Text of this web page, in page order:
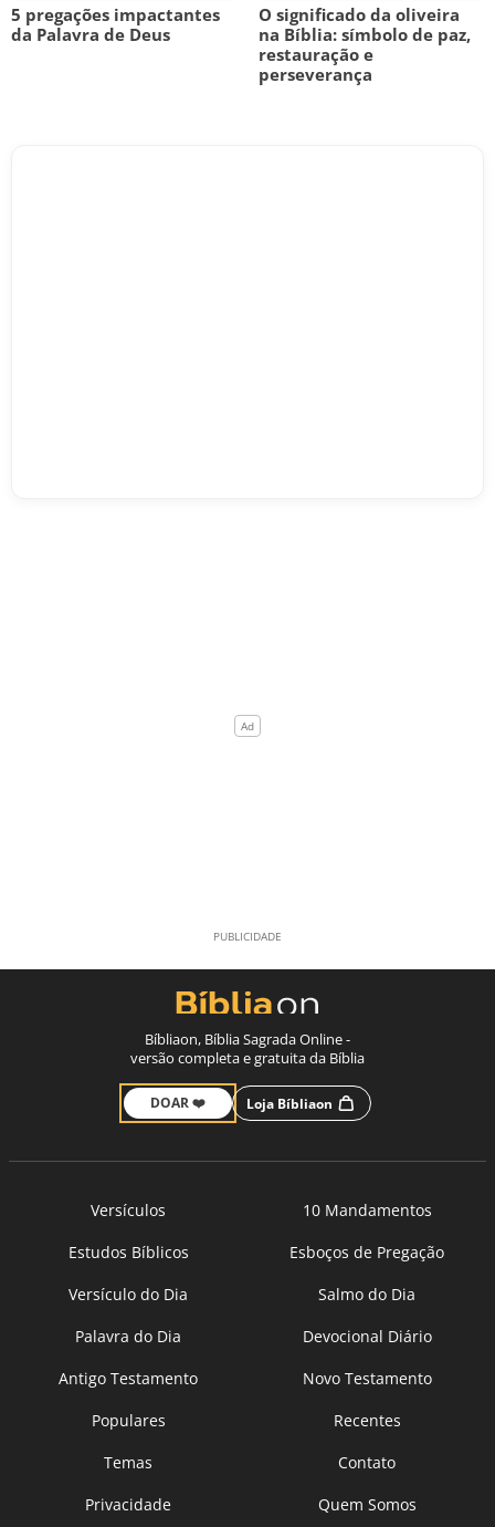
5 pregações impactantes
da Palavra de Deus
O significado da oliveira
na Bíblia: símbolo de paz,
restauração e
perseverança
Bíbliaon, Bíblia Sagrada Online -
versão completa e gratuita da Bíblia
DOAR ❤️ Loja Bíbliaon
Versículos
10 Mandamentos
Estudos Bíblicos
Esboços de Pregação
Versículo do Dia
Salmo do Dia
Palavra do Dia
Devocional Diário
Antigo Testamento
Novo Testamento
Populares
Recentes
Temas
Contato
Privacidade
Quem Somos